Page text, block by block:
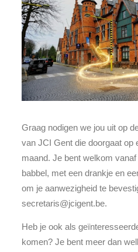
Graag nodigen we jou uit op
van JCI Gent die doorgaat op
maand. Je bent welkom
babbel, met een drankje en
om je aanwezigheid te
secretaris@jcigent.be.
Heb je ook als
komen? Je bent meer dan